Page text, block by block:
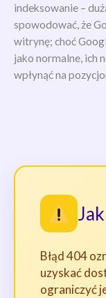
indeksowanie –
spowodować, że
witrynę; choć
jako normalne, ich
wpłynąć na
Błąd 404
uzyskać
ograniczyć